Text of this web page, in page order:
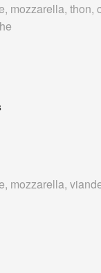
mozzarella, thon,
mozzarella,